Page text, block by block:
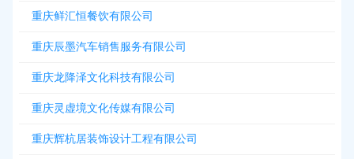
重庆鲜汇恒餐饮有限公司
重庆辰墨汽车销售服务有限公司
重庆龙降泽文化科技有限公司
重庆灵虚境文化传媒有限公司
重庆辉杭居装饰设计工程有限公司